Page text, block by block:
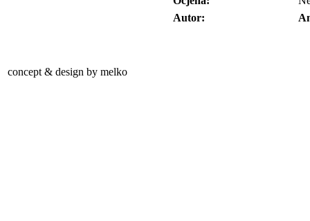
Autor:
concept & design by melko